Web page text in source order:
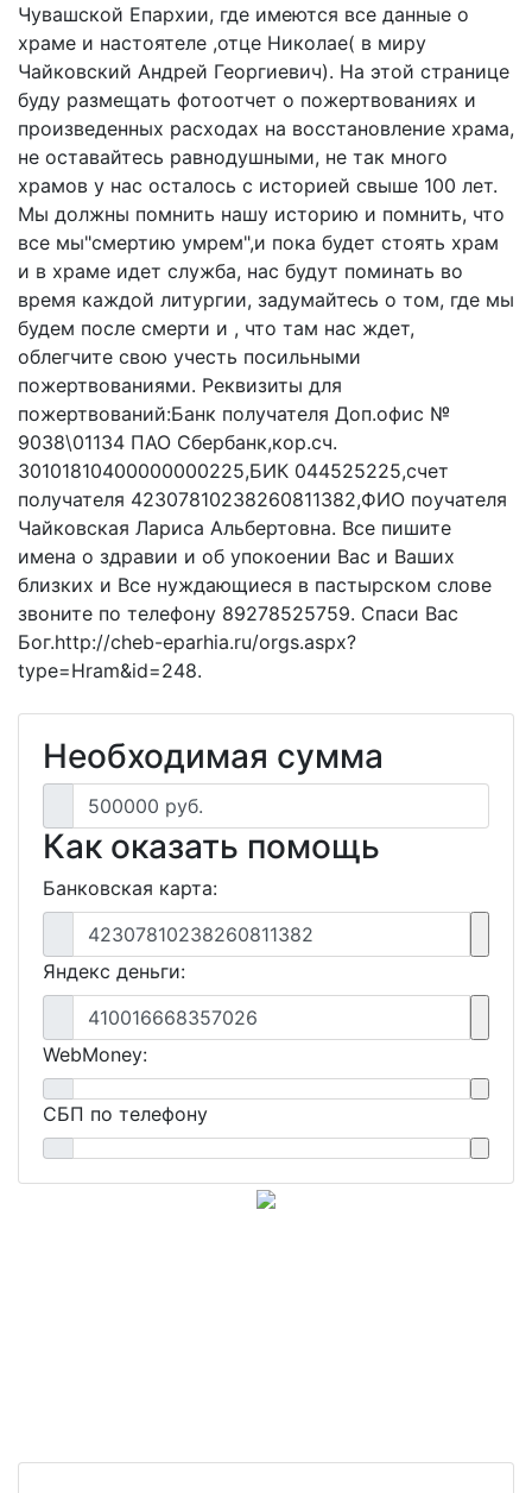
Чувашской Епархии, где имеются все данные о
храме и настоятеле ,отце Николае( в миру
Чайковский Андрей Георгиевич). На этой странице
буду размещать фотоотчет о пожертвованиях и
произведенных расходах на восстановление храма,
не оставайтесь равнодушными, не так много
храмов у нас осталось с историей свыше 100 лет.
Мы должны помнить нашу историю и помнить, что
все мы"смертию умрем",и пока будет стоять храм
и в храме идет служба, нас будут поминать во
время каждой литургии, задумайтесь о том, где мы
будем после смерти и , что там нас ждет,
облегчите свою учесть посильными
пожертвованиями. Реквизиты для
пожертвований:Банк получателя Доп.офис №
9038\01134 ПАО Сбербанк,кор.сч.
30101810400000000225,БИК 044525225,счет
получателя 42307810238260811382,ФИО поучателя
Чайковская Лариса Альбертовна. Все пишите
имена о здравии и об упокоении Вас и Ваших
близких и Все нуждающиеся в пастырском слове
звоните по телефону 89278525759. Спаси Вас
Бог.http://cheb-eparhia.ru/orgs.aspx?
type=Hram&id=248.
Необходимая сумма
500000 руб.
Как оказать помощь
Банковская карта:
42307810238260811382
Яндекс деньги:
410016668357026
WebMoney:
СБП по телефону